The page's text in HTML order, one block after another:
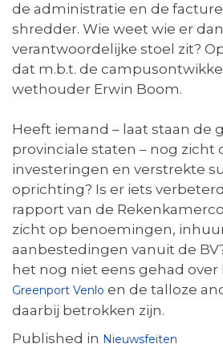
de administratie en de
shredder. Wie weet wie er
verantwoordelijke stoel zit?
dat m.b.t. de
wethouder Erwin Boom.
Heeft iemand – laat staan de
provinciale staten – nog zicht
investeringen en verstrekte
oprichting? Is er iets
rapport van de
zicht op benoemingen,
aanbestedingen vanuit de
het nog niet eens gehad
Greenport Venlo en de talloze
daarbij betrokken zijn.
Published in Nieuwsfeiten